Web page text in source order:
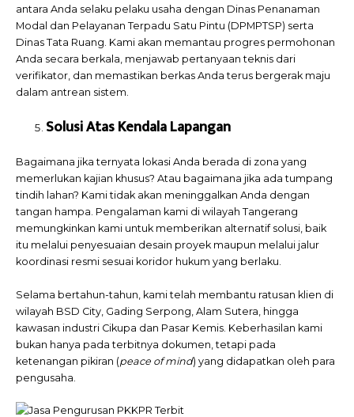
antara Anda selaku pelaku usaha dengan Dinas Penanaman
Modal dan Pelayanan Terpadu Satu Pintu (DPMPTSP) serta
Dinas Tata Ruang. Kami akan memantau progres permohonan
Anda secara berkala, menjawab pertanyaan teknis dari
verifikator, dan memastikan berkas Anda terus bergerak maju
dalam antrean sistem.
Solusi Atas Kendala Lapangan
Bagaimana jika ternyata lokasi Anda berada di zona yang
memerlukan kajian khusus? Atau bagaimana jika ada tumpang
tindih lahan? Kami tidak akan meninggalkan Anda dengan
tangan hampa. Pengalaman kami di wilayah Tangerang
memungkinkan kami untuk memberikan alternatif solusi, baik
itu melalui penyesuaian desain proyek maupun melalui jalur
koordinasi resmi sesuai koridor hukum yang berlaku.
Selama bertahun-tahun, kami telah membantu ratusan klien di
wilayah BSD City, Gading Serpong, Alam Sutera, hingga
kawasan industri Cikupa dan Pasar Kemis. Keberhasilan kami
bukan hanya pada terbitnya dokumen, tetapi pada
ketenangan pikiran (peace of mind) yang didapatkan oleh para
pengusaha.